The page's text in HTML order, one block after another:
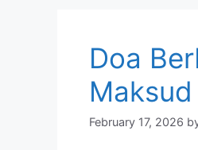
Doa
February 17, 2026